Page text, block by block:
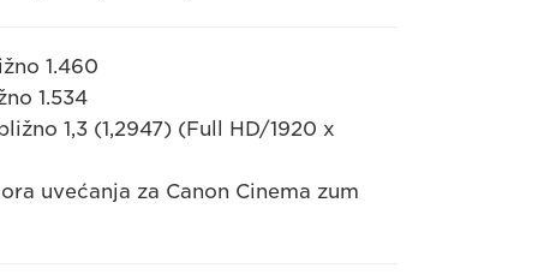
1.460
1.534
1,3 (1,2947) (Full HD/1920 x
uvećanja za Canon Cinema zum